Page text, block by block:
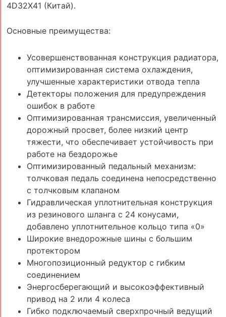
4D32X41 (Китай).
Основные преимущества:
Усовершенствованная конструкция радиатора,
оптимизированная система охлаждения,
улучшенные характеристики отвода тепла
Детекторы положения для предупреждения
ошибок в работе
Оптимизированная трансмиссия, увеличенный
дорожный просвет, более низкий центр
тяжести, что обеспечивает устойчивость при
работе на бездорожье
Оптимизированный педальный механизм:
толчковая педаль соединена непосредственно
с толчковым клапаном
Гидравлическая уплотнительная конструкция
из резинового шланга с 24 конусами,
добавлено уплотнительное кольцо типа «0»
Широкие внедорожные шины с большим
протектором
Многопозиционный редуктор с гибким
соединением
Энергосберегающий и высокоэффективный
привод на 2 или 4 колеса
Гибко подключаемый сверхпрочный ведущий